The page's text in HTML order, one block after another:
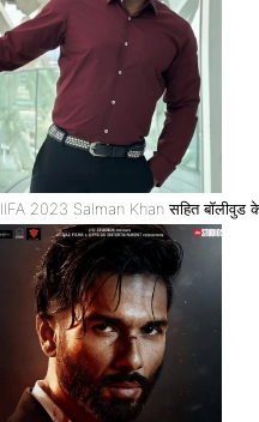
IIFA 2023 Salman Khan सहित बॉलीवुड के